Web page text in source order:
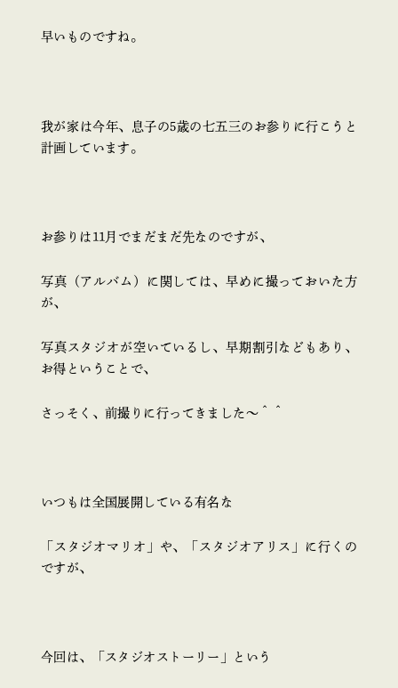
早いものですね。
我が家は今年、息子の5歳の七五三のお参りに行こうと
計画しています。
お参りは11月でまだまだ先なのですが、
写真（アルバム）に関しては、早めに撮っておいた方
が、
写真スタジオが空いているし、早期割引などもあり、
お得ということで、
さっそく、前撮りに行ってきました～＾＾
いつもは全国展開している有名な
「スタジオマリオ」や、「スタジオアリス」に行くの
ですが、
今回は、「スタジオストーリー」という